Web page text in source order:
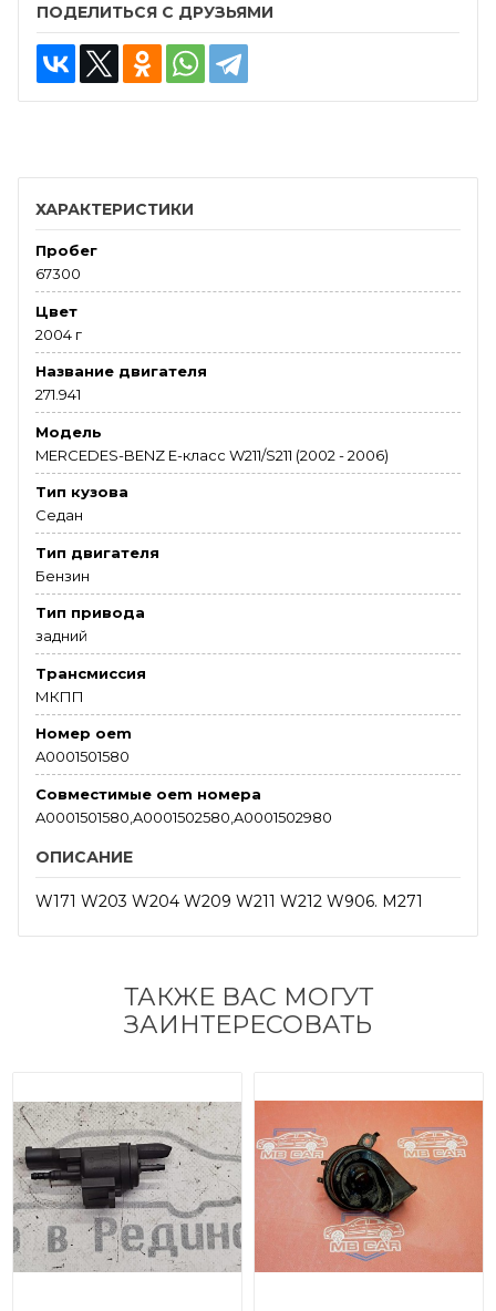
ПОДЕЛИТЬСЯ С ДРУЗЬЯМИ
ХАРАКТЕРИСТИКИ
Пробег
67300
Цвет
2004 г
Название двигателя
271.941
Модель
MERCEDES-BENZ E-класс W211/S211 (2002 - 2006)
Тип кузова
Седан
Тип двигателя
Бензин
Тип привода
задний
Трансмиссия
МКПП
Номер oem
A0001501580
Совместимые oem номера
A0001501580,A0001502580,A0001502980
ОПИСАНИЕ
W171 W203 W204 W209 W211 W212 W906. M271
ТАКЖЕ ВАС МОГУТ
ЗАИНТЕРЕСОВАТЬ